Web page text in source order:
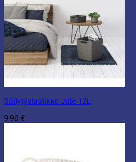
Säilytyslaatikko Jute 12L
9,90 €